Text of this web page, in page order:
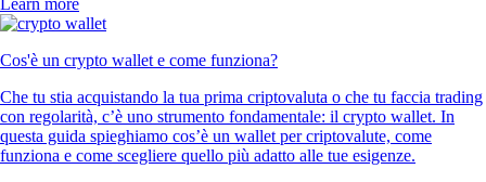
Learn more
Cos'è un crypto wallet e come funziona?
Che tu stia acquistando la tua prima criptovaluta o che tu faccia trading
con regolarità, c’è uno strumento fondamentale: il crypto wallet. In
questa guida spieghiamo cos’è un wallet per criptovalute, come
funziona e come scegliere quello più adatto alle tue esigenze.